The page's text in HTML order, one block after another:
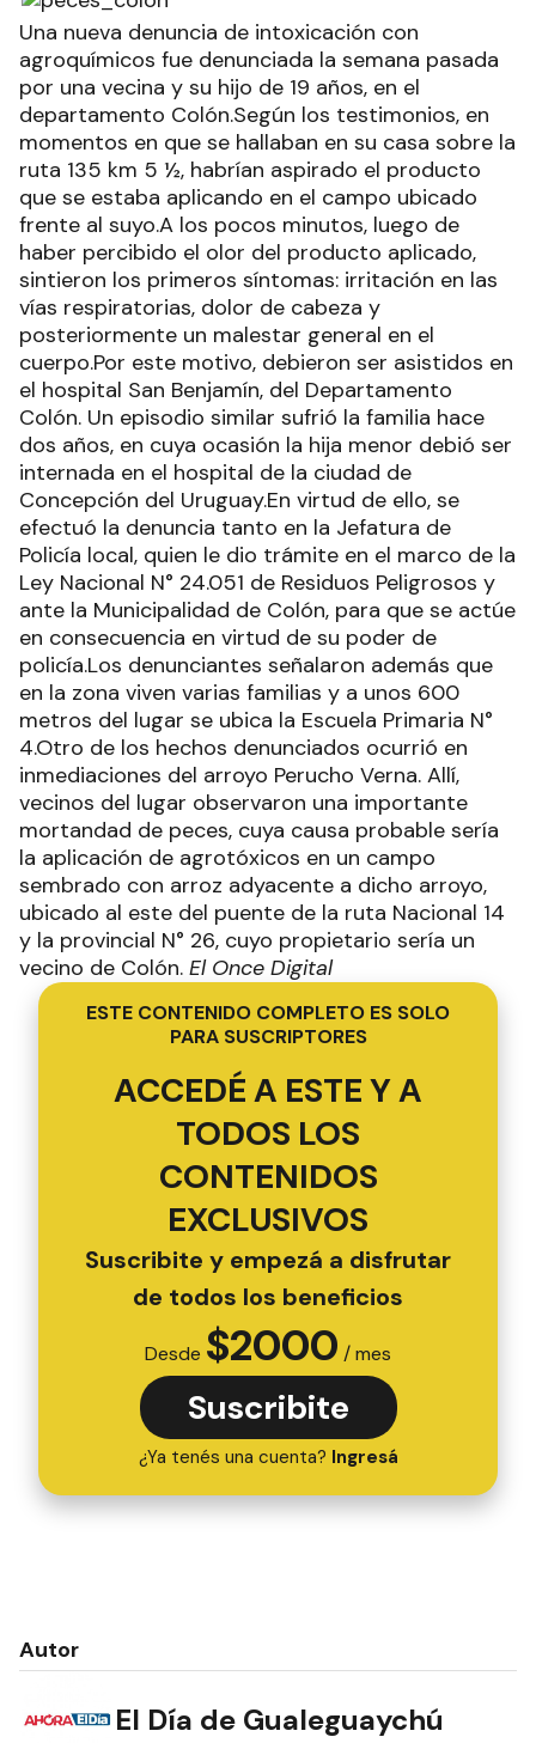
Una nueva denuncia de intoxicación con
agroquímicos fue denunciada la semana pasada
por una vecina y su hijo de 19 años, en el
departamento Colón.Según los testimonios, en
momentos en que se hallaban en su casa sobre la
ruta 135 km 5 ½, habrían aspirado el producto
que se estaba aplicando en el campo ubicado
frente al suyo.A los pocos minutos, luego de
haber percibido el olor del producto aplicado,
sintieron los primeros síntomas: irritación en las
vías respiratorias, dolor de cabeza y
posteriormente un malestar general en el
cuerpo.Por este motivo, debieron ser asistidos en
el hospital San Benjamín, del Departamento
Colón. Un episodio similar sufrió la familia hace
dos años, en cuya ocasión la hija menor debió ser
internada en el hospital de la ciudad de
Concepción del Uruguay.En virtud de ello, se
efectuó la denuncia tanto en la Jefatura de
Policía local, quien le dio trámite en el marco de la
Ley Nacional N° 24.051 de Residuos Peligrosos y
ante la Municipalidad de Colón, para que se actúe
en consecuencia en virtud de su poder de
policía.Los denunciantes señalaron además que
en la zona viven varias familias y a unos 600
metros del lugar se ubica la Escuela Primaria N°
4.Otro de los hechos denunciados ocurrió en
inmediaciones del arroyo Perucho Verna. Allí,
vecinos del lugar observaron una importante
mortandad de peces, cuya causa probable sería
la aplicación de agrotóxicos en un campo
sembrado con arroz adyacente a dicho arroyo,
ubicado al este del puente de la ruta Nacional 14
y la provincial N° 26, cuyo propietario sería un
vecino de Colón. El Once Digital
ESTE CONTENIDO COMPLETO ES SOLO
PARA SUSCRIPTORES
ACCEDÉ A ESTE Y A
TODOS LOS
CONTENIDOS
EXCLUSIVOS
Suscribite y empezá a disfrutar
de todos los beneficios
Desde $2000 / mes
Suscribite
¿Ya tenés una cuenta? Ingresá
Autor
El Día de Gualeguaychú